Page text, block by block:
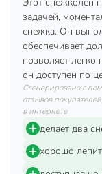
Состав:
Компактная и
разработана
легко и быстро
просто
руки ребенка не
Веселый досуг в
Играйте, лепите,
Техническая
задачей,
снежка. Он
обеспечивает
позволяет
он доступен по
Сгенерировано с
отзывов
в интернете
делает два
хорошо